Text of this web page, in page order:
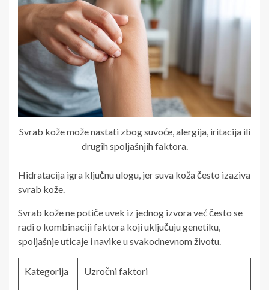
Svrab kože može nastati zbog suvoće, alergija, iritacija ili
drugih spoljašnjih faktora.
Hidratacija igra ključnu ulogu, jer suva koža često izaziva
svrab kože.
Svrab kože ne potiče uvek iz jednog izvora već često se
radi o kombinaciji faktora koji uključuju genetiku,
spoljašnje uticaje i navike u svakodnevnom životu.
Kategorija Uzročni faktori